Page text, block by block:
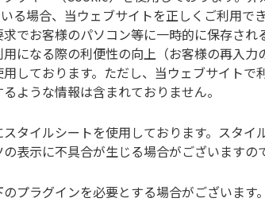
る場合、当ウェブサイトを正しくご利用で
でお客様のパソコン等に一時的に保存され
になる際の利便性の向上（お客様の再入力
しております。ただし、当ウェブサイトで
ような情報は含まれておりません。
タイルシートを使用しております。スタイ
表示に不具合が生じる場合がございますの
プラグインを必要とする場合がございます。